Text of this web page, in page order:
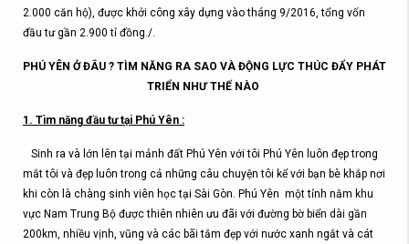
2.000 căn hộ), được khởi công xây dựng vào tháng 9/2016, tổng vốn
đầu tư gần 2.900 tỉ đồng./.
PHÚ YÊN Ở ĐÂU ? TÌM NĂNG RA SAO VÀ ĐỘNG LỰC THÚC ĐẨY PHÁT
TRIỂN NHƯ THẾ NÀO
1. Tìm năng đầu tư tại Phú Yên :
Sinh ra và lớn lên tại mảnh đất Phú Yên với tôi Phú Yên luôn đẹp trong
mắt tôi và đẹp luôn trong cả những câu chuyện tôi kể với bạn bè khắp nơi
khi còn là chàng sinh viên học tại Sài Gòn. Phú Yên một tỉnh nằm khu
vực Nam Trung Bộ được thiên nhiên ưu đãi với đường bờ biển dài gần
200km, nhiều vịnh, vũng và các bãi tắm đẹp với nước xanh ngắt và cát